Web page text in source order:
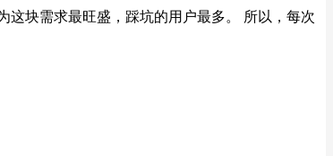
这块需求最旺盛，踩坑的用户最多。 所以，每次